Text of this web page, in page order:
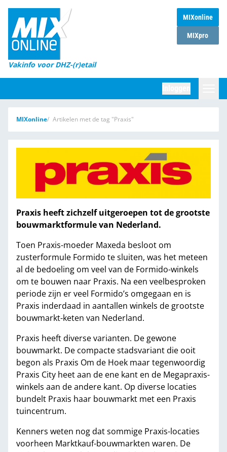
MIXonline
MIXpro
Vakinfo voor DHZ-(r)etail
Home
Magazines
DHZ Sessie
Marktcijfers
Word abonnee
MIXonline Artikelen met de tag "Praxis"
Praxis heeft zichzelf uitgeroepen tot de grootste
bouwmarktformule van Nederland.
Toen Praxis-moeder Maxeda besloot om
zusterformule Formido te sluiten, was het meteen
al de bedoeling om veel van de Formido-winkels
om te bouwen naar Praxis. Na een veelbesproken
periode zijn er veel Formido’s omgegaan en is
Praxis inderdaad in aantallen winkels de grootste
bouwmarkt-keten van Nederland.
Praxis heeft diverse varianten. De gewone
bouwmarkt. De compacte stadsvariant die ooit
begon als Praxis Om de Hoek maar tegenwoordig
Praxis City heet aan de ene kant en de Megapraxis-
winkels aan de andere kant. Op diverse locaties
bundelt Praxis haar bouwmarkt met een Praxis
tuincentrum.
Kenners weten nog dat sommige Praxis-locaties
voorheen Marktkauf-bouwmarkten waren. De